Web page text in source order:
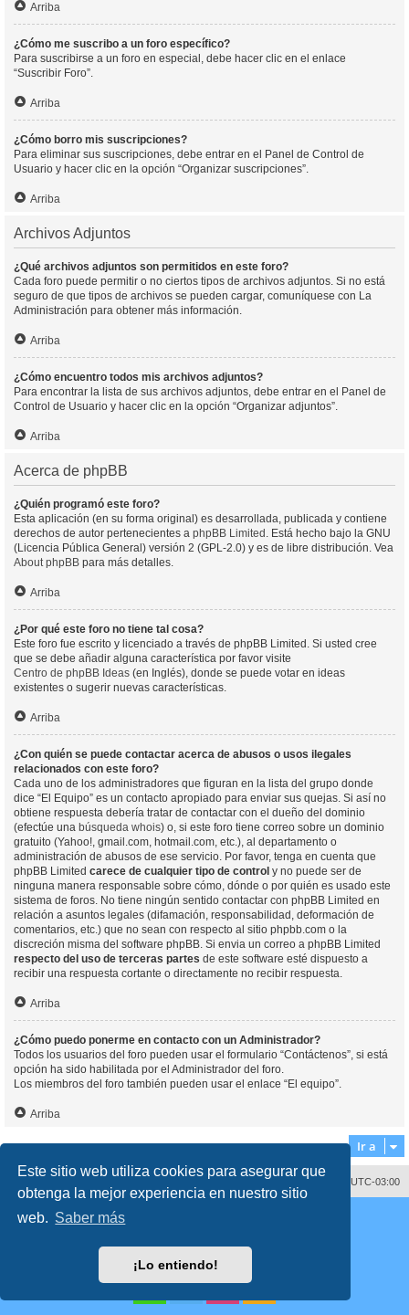
Este sitio web utiliza cookies para asegurar que
obtenga la mejor experiencia en nuestro sitio
web. Saber más
¡Lo entiendo!
Arriba
¿Cómo me suscribo a un foro específico?
Para suscribirse a un foro en especial, debe hacer clic en el enlace
“Suscribir Foro”.
Arriba
¿Cómo borro mis suscripciones?
Para eliminar sus suscripciones, debe entrar en el Panel de Control de
Usuario y hacer clic en la opción “Organizar suscripciones”.
Arriba
Archivos Adjuntos
¿Qué archivos adjuntos son permitidos en este foro?
Cada foro puede permitir o no ciertos tipos de archivos adjuntos. Si no está
seguro de que tipos de archivos se pueden cargar, comuníquese con La
Administración para obtener más información.
Arriba
¿Cómo encuentro todos mis archivos adjuntos?
Para encontrar la lista de sus archivos adjuntos, debe entrar en el Panel de
Control de Usuario y hacer clic en la opción “Organizar adjuntos”.
Arriba
Acerca de phpBB
¿Quién programó este foro?
Esta aplicación (en su forma original) es desarrollada, publicada y contiene
derechos de autor pertenecientes a phpBB Limited . Está hecho bajo la GNU
(Licencia Pública General) versión 2 (GPL-2.0) y es de libre distribución. Vea
About phpBB para más detalles.
Arriba
¿Por qué este foro no tiene tal cosa?
Este foro fue escrito y licenciado a través de phpBB Limited. Si usted cree
que se debe añadir alguna característica por favor visite
Centro de phpBB Ideas (en Inglés), donde se puede votar en ideas
existentes o sugerir nuevas características.
Arriba
¿Con quién se puede contactar acerca de abusos o usos ilegales
relacionados con este foro?
Cada uno de los administradores que figuran en la lista del grupo donde
dice “El Equipo” es un contacto apropiado para enviar sus quejas. Si así no
obtiene respuesta debería tratar de contactar con el dueño del dominio
(efectúe una búsqueda whois) o, si este foro tiene correo sobre un dominio
gratuito (Yahoo!, gmail.com, hotmail.com, etc.), al departamento o
administración de abusos de ese servicio. Por favor, tenga en cuenta que
phpBB Limited carece de cualquier tipo de control y no puede ser de
ninguna manera responsable sobre cómo, dónde o por quién es usado este
sistema de foros. No tiene ningún sentido contactar con phpBB Limited en
relación a asuntos legales (difamación, responsabilidad, deformación de
comentarios, etc.) que no sean con respecto al sitio phpbb.com o la
discreción misma del software phpBB. Si envia un correo a phpBB Limited
respecto del uso de terceras partes de este software esté dispuesto a
recibir una respuesta cortante o directamente no recibir respuesta.
Arriba
¿Cómo puedo ponerme en contacto con un Administrador?
Todos los usuarios del foro pueden usar el formulario “Contáctenos”, si está
opción ha sido habilitada por el Administrador del foro.
Los miembros del foro también pueden usar el enlace “El equipo”.
Arriba
Ir a
Todos los horarios son UTC-03:00
Borrar cookies
Desarrollado por
® Forum Software © phpBB Limited
Traducción al español porphpBB España
Condiciones